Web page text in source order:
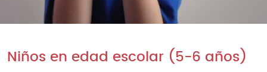
Niños en edad escolar (5-6 años)